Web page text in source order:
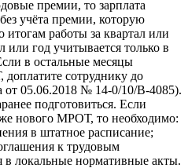
премии, то зарплата
учёта премии, которую
работы за квартал или
или год учитывается только в
в остальные месяцы
сотруднику до
05.06.2018 № 14-0/10/В-4085).
подготовиться. Если
нового МРОТ, то необходимо:
в штатное расписание;
к трудовым
в локальные нормативные акты.